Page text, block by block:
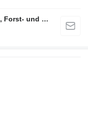
Seippel Landmaschinen GmbH Land-, Forst- und Gartentechnik